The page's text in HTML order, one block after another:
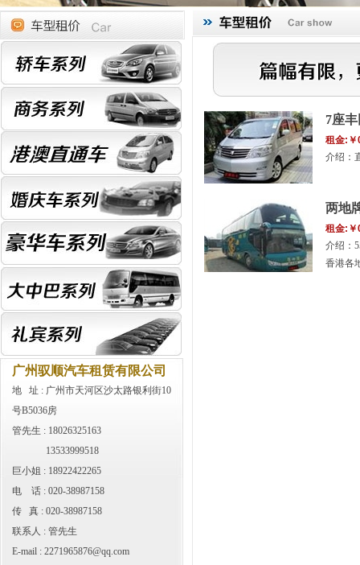
广州驭顺汽车租赁有限公司
地 址 : 广州市天河区沙太路银利街10
号B5036房
管先生 : 18026325163
13533999518
巨小姐 : 18922422265
电 话 : 020-38987158
传 真 : 020-38987158
联系人 : 管先生
E-mail : 2271965876@qq.com
7座
租金:
介绍：
两地
租金:
介绍：
香港各